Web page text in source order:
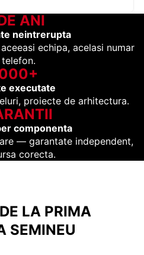
ANI
neintrerupta
echipa, acelasi numar
executate
proiecte de arhitectura.
componenta
— garantate independent,
corecta.
LA PRIMA
SEMINEU